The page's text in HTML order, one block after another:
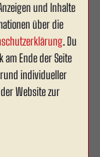
und Inhalte
über die
. Du
am Ende der Seite
individueller
Website zur